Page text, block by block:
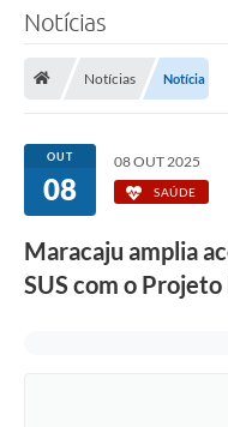
LGPD
Licitações
Transparência
Notícias
Notícias Notícia
OUT
08
08 OUT 2025
SAÚDE
Maracaju amplia
SUS com o Projeto